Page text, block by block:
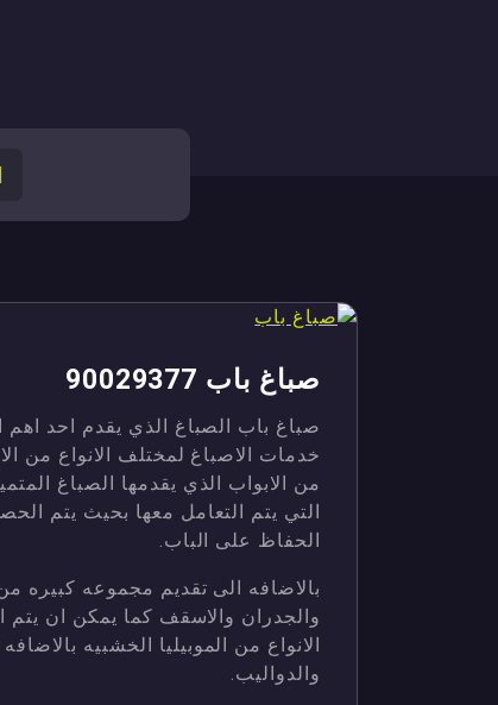
صباغ باب 90029377
صباغ باب الصباغ الذي يقدم احد اهم
خدمات الاصباغ لمختلف الانواع من
من الابواب الذي يقدمها الصباغ
التي يتم التعامل معها بحيث يتم
الحفاظ على الباب.
بالاضافه الى تقديم مجموعه كبيره
والجدران والاسقف كما يمكن ان يتم
الانواع من الموبيليا الخشبيه
والدواليب.